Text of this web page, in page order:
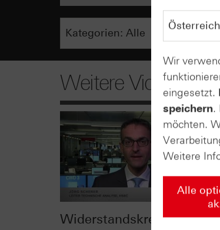
Weitere Videos
Widerstandskreuz aus
Wir
eingesetzt.
speichern.
möchten.
Weitere
Alle